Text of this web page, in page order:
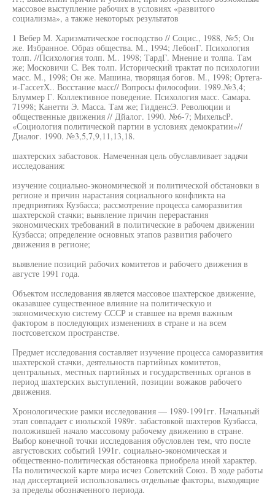
массовое выступление рабочих в условиях «развитого
социализма», а также некоторых результатов
1 Вебер М. Харизматическое господство // Социс., 1988, №5; Он
же. Избранное. Образ общества. М., 1994; ЛебонГ. Психология
толп. //Психология толп. М.. 1998; ТардГ. Мнение и толпа. Там
же; Московичи С. Век толп. Исторический трактат по психологии
масс. М., 1998; Он же. Машина, творящая богов. М., 1998; Ортега-
и-ГассетХ.. Восстание масс// Вопросы философии. 1989.№3,4;
Блуммер Г. Коллективное поведение. Психология масс. Самара.
71998; Канетти Э. Масса. Там же; ГидденсЭ. Революции и
общественные движения // Дйалог. 1990. №6-7; МихельсР.
«Социология политической партии в условиях демократии»//
Диалог. 1990. №3,5,7,9,11,13,18.
шахтерских забастовок. Намеченная цель обуславливает задачи
исследования:
изучение социально-экономической и политической обстановки в
регионе и причин нарастания социального конфликта на
предприятиях Кузбасса; рассмотрение процесса саморазвития
шахтерской стачки; выявление причин перерастания
экономических требований в политические в рабочем движении
Кузбасса; определение основных этапов развития рабочего
движения в регионе;
выявление позиций рабочих комитетов и рабочего движения в
августе 1991 года.
Объектом исследования является массовое шахтерское движение,
оказавшее существенное влияние на политическую и
экономическую систему СССР и ставшее на время важным
фактором в последующих изменениях в стране и на всем
постсоветском пространстве.
Предмет исследования составляет изучение процесса саморазвития
шахтерской стачки, деятельноств партийных комитетов,
центральных, местных партийных и государственных органов в
период шахтерских выступлений, позиции вожаков рабочего
движения.
Хронологические рамки исследования — 1989-1991гг. Начальный
этап совпадает с июльской 1989г. забастовкой шахтеров Кузбасса,
положившей начало массовому рабочему движению в стране.
Выбор конечной точки исследования обусловлен тем, что после
августовских событий 1991г. социально-экономическая и
общественно-политическая обстановка приобрела иной характер.
На политической карте мира исчез Советский Союз. В ходе работы
над диссертацией использовались отдельные факторы, выходящие
за пределы обозначенного периода.